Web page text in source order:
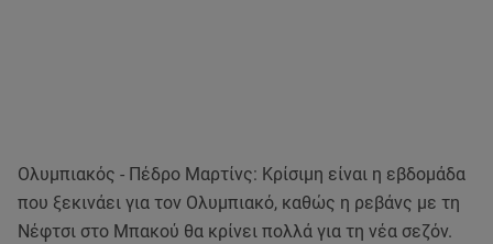
Ολυμπιακός - Πέδρο Μαρτίνς: Κρίσιμη είναι η εβδομάδα
που ξεκινάει για τον Ολυμπιακό, καθώς η ρεβάνς με τη
Νέφτσι στο Μπακού θα κρίνει πολλά για τη νέα σεζόν.